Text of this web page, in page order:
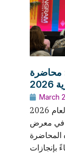
محاضرة
March
كانت محاضرة تشارلز كلارك التذكارية لعام 2026
في معرض
المحاضرة